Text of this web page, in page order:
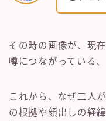
その時の画像が、現
噂につながっている
これから、なぜ二人
の根拠や顔出しの経